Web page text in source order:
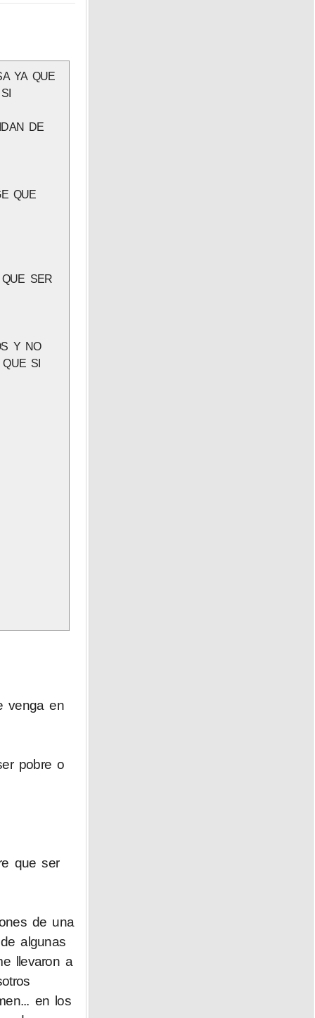
YA QUE
DE
QUE
SER
Y NO
SI
venga en
pobre o
que ser
de una
algunas
llevaron a
en los